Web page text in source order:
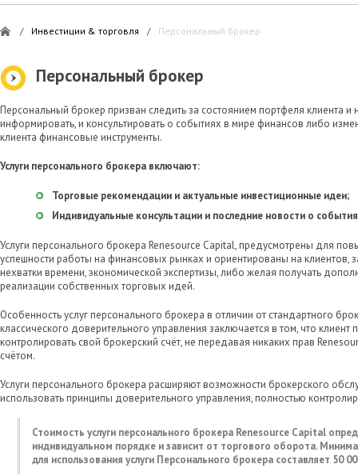
/ Инвестиции & торговля / Персональный брокер
Персональный брокер
Персональный брокер призван следить за состоянием портфеля клиента и
информировать, и консультировать о событиях в мире финансов либо
клиента финансовые инструменты.
Услуги персонального брокера включают:
Торговые рекомендации и актуальные инвестиционные идеи;
Индивидуальные консультации и последние новости о
Услуги персонального брокера Renesource Capital, предусмотрены для
успешности работы на финансовых рынках и ориентированы на клиентов,
нехватки времени, экономической экспертизы, либо желая получать
реализации собственных торговых идей.
Особенность услуг персонального брокера в отличии от стандартного
классического доверительного управления заключается в том, что
контролировать свой брокерский счёт, не передавая никаких прав
счётом.
Услуги персонального брокера расширяют возможности брокерского
использовать принципы доверительного управления, полностью
Стоимость услуги персонального брокера Renesource Capital
индивидуальном порядке и зависит от торгового оборота.
для использования услуги Персонального брокера составляет 50